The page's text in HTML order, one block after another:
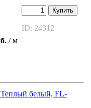
/ м
Купить
ID: 24312
Теплый белый, FL-